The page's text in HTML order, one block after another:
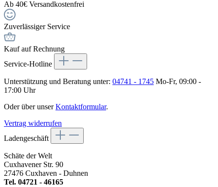
Ab 40€ Versandkostenfrei
Zuverlässiger Service
Kauf auf Rechnung
Service-Hotline
Unterstützung und Beratung unter: 04741 - 1745 Mo-Fr, 09:00 -
17:00 Uhr
Oder über unserKontaktformular.
Vertrag widerrufen
Ladengeschäft
Schäte der Welt
Cuxhavener Str. 90
27476 Cuxhaven - Duhnen
Tel. 04721 - 46165